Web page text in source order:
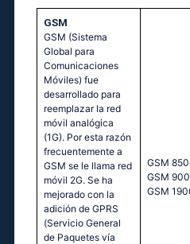
GSM
GSM (Sistema
Global para
Comunicaciones
Móviles) fue
desarrollado para
reemplazar la red
móvil analógica
(1G). Por esta razón
frecuentemente a
GSM se le llama red
móvil 2G. Se ha
mejorado con la
adición de GPRS
(Servicio General
de Paquetes vía
GSМ
GSМ
GSМ